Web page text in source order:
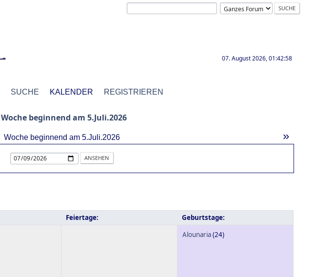
07. August 2026, 01:42:58
SUCHE KALENDER REGISTRIEREN
Woche beginnend am 5.Juli.2026
»
Woche beginnend am 5.Juli.2026
Feiertage: Geburtstage:
Alounaria(24)